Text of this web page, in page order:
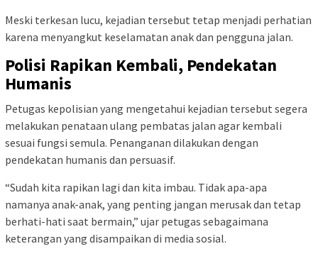
Meski terkesan lucu, kejadian tersebut tetap menjadi perhatian
karena menyangkut keselamatan anak dan pengguna jalan.
Polisi Rapikan Kembali, Pendekatan
Humanis
Petugas kepolisian yang mengetahui kejadian tersebut segera
melakukan penataan ulang pembatas jalan agar kembali
sesuai fungsi semula. Penanganan dilakukan dengan
pendekatan humanis dan persuasif.
“Sudah kita rapikan lagi dan kita imbau. Tidak apa-apa
namanya anak-anak, yang penting jangan merusak dan tetap
berhati-hati saat bermain,” ujar petugas sebagaimana
keterangan yang disampaikan di media sosial.